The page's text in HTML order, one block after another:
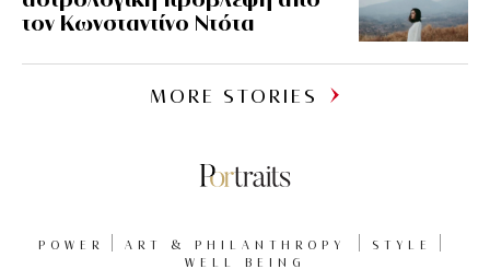
τον Κωνσταντίνο Ντότα
MORE STORIES
POWER ART & PHILANTHROPY
STYLE
WELL BEING